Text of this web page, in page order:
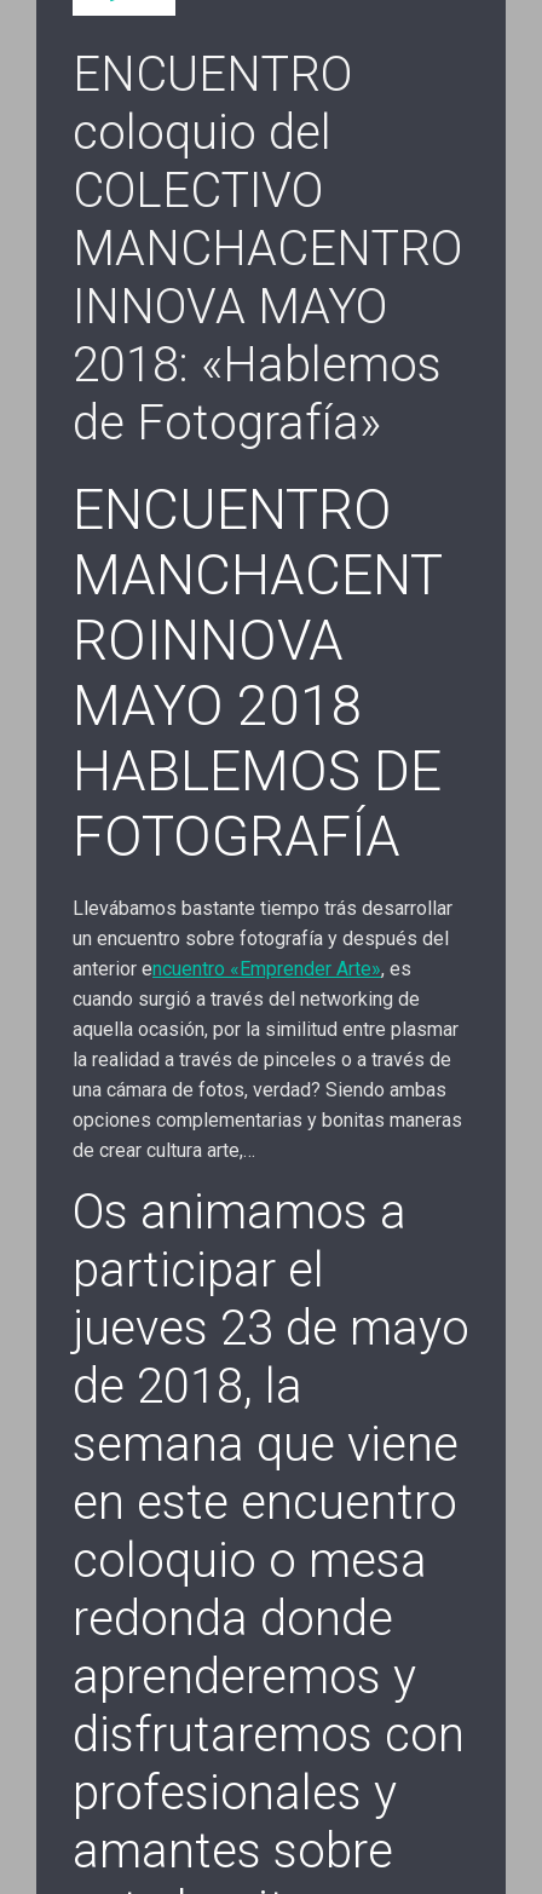
ENCUENTRO
coloquio del
COLECTIVO
MANCHACENTRO
INNOVA MAYO
2018: «Hablemos
de Fotografía»
ENCUENTRO
MANCHACENT
ROINNOVA
MAYO 2018
HABLEMOS DE
FOTOGRAFÍA
Llevábamos bastante tiempo trás desarrollar
un encuentro sobre fotografía y después del
anterior encuentro «Emprender Arte», es
cuando surgió a través del networking de
aquella ocasión, por la similitud entre plasmar
la realidad a través de pinceles o a través de
una cámara de fotos, verdad? Siendo ambas
opciones complementarias y bonitas maneras
de crear cultura arte,…
Os animamos a
participar el
jueves 23 de mayo
de 2018, la
semana que viene
en este encuentro
coloquio o mesa
redonda donde
aprenderemos y
disfrutaremos con
profesionales y
amantes sobre